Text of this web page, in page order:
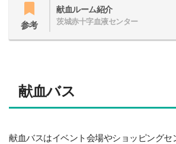
参考
献血ルーム紹介
茨城赤十字血液センター
献血バス
献血バスはイベント会場やショッピングセ